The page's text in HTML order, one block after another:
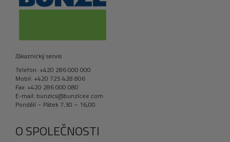
Zákaznický servis
Telefon: +420 286 000 000
Mobil: +420 725 428 806
Fax: +420 286 000 080
E-mail: bunzlcs@bunzlcee.com
Pondělí – Pátek 7,30 – 16,00
O SPOLEČNOSTI